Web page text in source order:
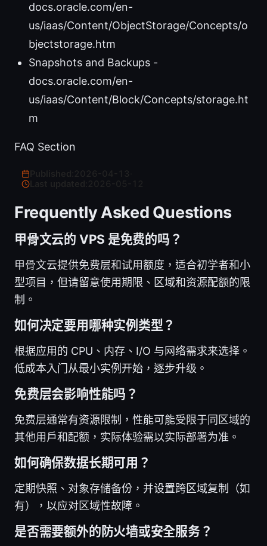
docs.oracle.com/en-
us/iaas/Content/ObjectStorage/Concepts/o
bjectstorage.htm
Snapshots and Backups -
docs.oracle.com/en-
us/iaas/Content/Block/Concepts/storage.ht
m
FAQ Section
Last updated:
Frequently Asked Questions
甲骨文云的 VPS 是免费的吗？
甲骨文云提供免费层和试用额度，适合初学者和小
型项目，但请留意使用期限、区域和资源配额的限
制。
如何决定要用哪种实例类型？
根据应用的 CPU、内存、I/O 与网络需求来选择。
低成本入门从最小实例开始，逐步升级。
免费层会影响性能吗？
免费层通常有资源限制，性能可能受限于同区域的
其他用户和配额，实际体验需以实际部署为准。
如何确保数据长期可用？
定期快照、对象存储备份，并设置跨区域复制（如
有），以应对区域性故障。
是否需要额外的防火墙或安全服务？